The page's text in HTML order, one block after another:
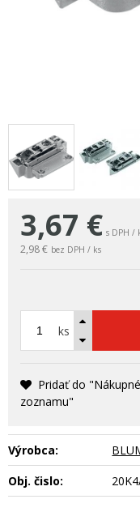
3,67 € s DPH /
2,98 € bez DPH / ks
ks
Pridať do
zoznamu"
Výrobca:
Obj. čislo: